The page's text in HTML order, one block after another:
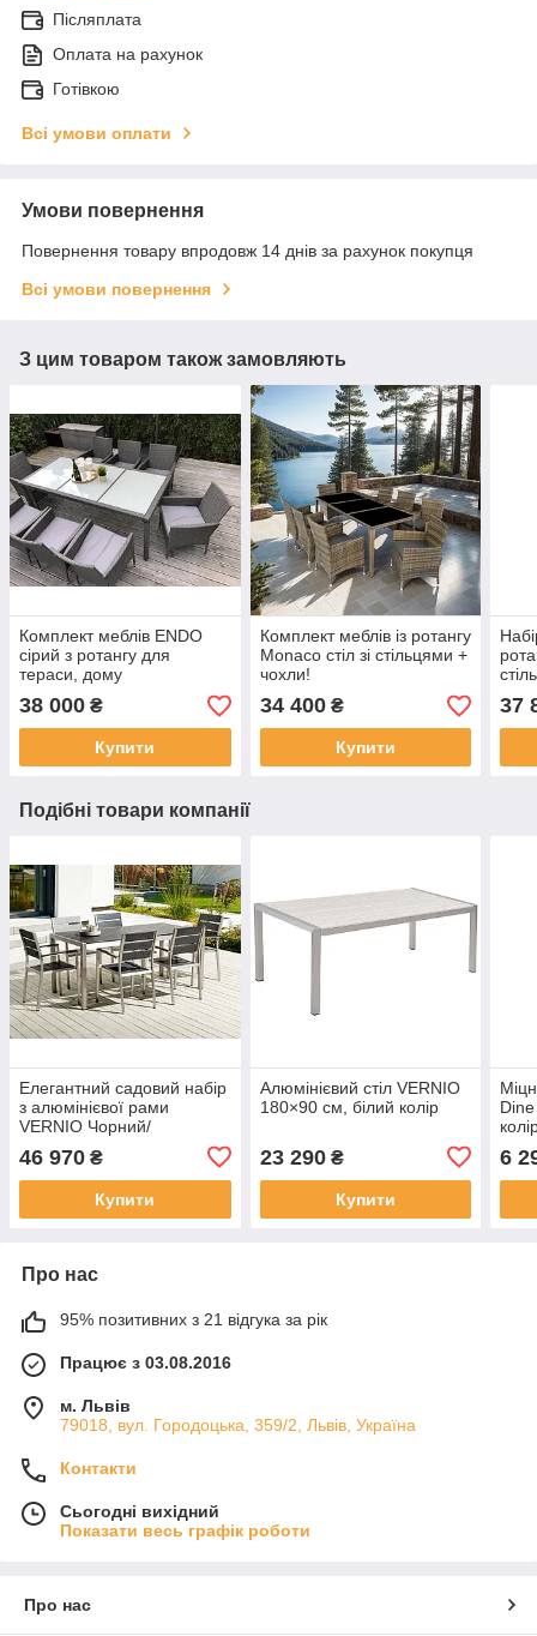
Післяплата
Оплата на рахунок
Готівкою
Всі умови оплати
Умови повернення
Повернення товару впродовж 14 днів за рахунок покупця
Всі умови повернення
З цим товаром також замовляють
Комплект меблів ENDO
сірий з ротангу для
тераси, дому
38 000 ₴
Купити
Комплект меблів із ротангу
Monaco стіл зі стільцями +
чохли!
34 400₴
Купити
37
Подібні товари компанії
Елегантний садовий набір
з алюмінієвої рами
VERNIO Чорний/
46 970 ₴
Купити
Алюмінієвий стіл VERNIO
180×90 см, білий колір
23 290₴
Купити
6
Про нас
95% позитивних з 21 відгука за рік
Працює з 03.08.2016
м. Львів
79018, вул. Городоцька, 359/2, Львів, Україна
Контакти
Сьогодні вихідний
Показати весь графік роботи
Про нас